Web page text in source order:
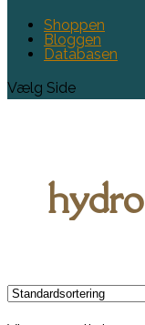
Shoppen
Bloggen
Databasen
Vælg Side